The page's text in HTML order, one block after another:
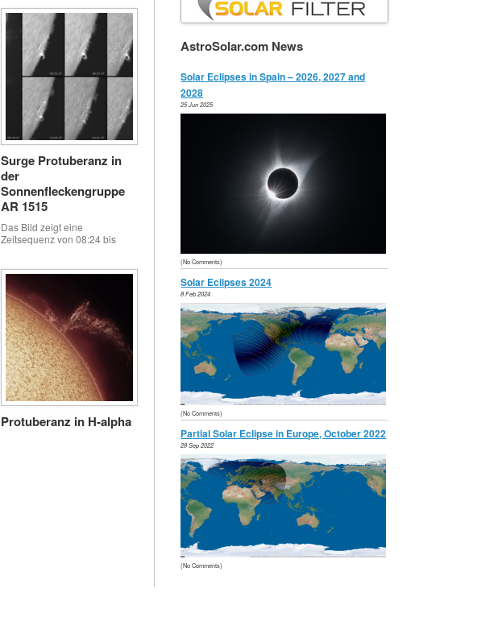
Surge Protuberanz in
der
Sonnenfleckengruppe
AR 1515
Das Bild zeigt eine
Zeitsequenz von 08:24 bis
das Sonnenplasma
explosionsartig ausgestossen,
bewegt sich aber innerhalb
von Magnetfeldröhren und fällt
wieder in die Chromosphäre
zurück. Auslöser von Surge
Protuberanzen sind meist
Flares.
Protuberanz in H-alpha
AstroSolar.com News
Solar Eclipses in Spain – 2026, 2027 and
2028
25 Jun 2025
(No Comments)
Solar Eclipses 2024
8 Feb 2024
(No Comments)
Partial Solar Eclipse in Europe, October 2022
28 Sep 2022
(No Comments)